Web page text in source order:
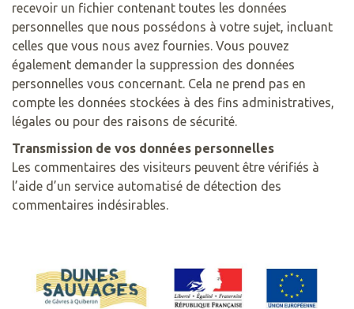
recevoir un fichier contenant toutes les données
personnelles que nous possédons à votre sujet, incluant
celles que vous nous avez fournies. Vous pouvez
également demander la suppression des données
personnelles vous concernant. Cela ne prend pas en
compte les données stockées à des fins administratives,
légales ou pour des raisons de sécurité.
Transmission de vos données personnelles
Les commentaires des visiteurs peuvent être vérifiés à
l’aide d’un service automatisé de détection des
commentaires indésirables.